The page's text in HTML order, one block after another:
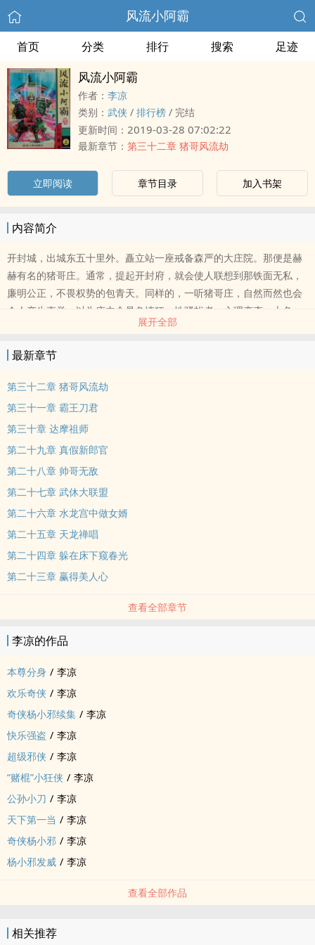
风流小阿霸
首页 分类 排行 搜索 足迹
风流小阿霸
作者： 李凉
类别： 武侠 / 排行榜 / 完结
更新时间： 2019-03-28 07:02:22
最新章节： 第三十二章 猪哥风流劫
立即阅读 章节目录 加入书架
内容简介
开封城，出城东五十里外。矗立站一座戒备森严的大庄院。那便是赫
赫有名的猪哥庄。通常，提起开封府，就会使人联想到那铁面无私，
廉明公正，不畏权势的包青天。同样的，一听猪哥庄，自然而然也会
令人产生直觉，以为庄内全是‍色‌‍‌情‎狂，性骚扰者，心理变态。大色
狼……也许是集各种好色之徒的大本营吧。其实大错特错，猪哥庄既不
一无二最特殊的监狱。为何称为猪哥庄呢？
展开全部
最新章节
第三十二章 猪哥风流劫
第三十一章 霸王刀君
第三十章 达摩祖师
第二十九章 真假新郎官
第二十八章 帅哥无敌
第二十七章 武休大联盟
第二十六章 水龙宫中做女婿
第二十五章 天龙禅唱
第二十四章 躲在床下窥春光
第二十三章 赢得美人心
查看全部章节
李凉的作品
本尊分身 / 李凉
欢乐奇侠 / 李凉
奇侠杨小邪续集 / 李凉
快乐强盗 / 李凉
超级邪侠 / 李凉
“赌棍”小狂侠 / 李凉
公孙小刀 / 李凉
天下第一当 / 李凉
奇侠杨小邪 / 李凉
杨小邪发威 / 李凉
查看全部作品
相关推荐